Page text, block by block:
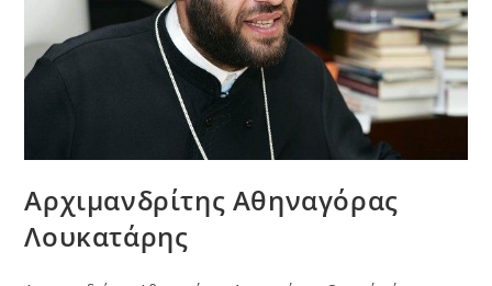
Αρχιμανδρίτης Αθηναγόρας
Λουκατάρης